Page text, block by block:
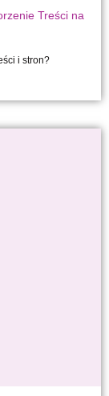
Treści na
i stron?